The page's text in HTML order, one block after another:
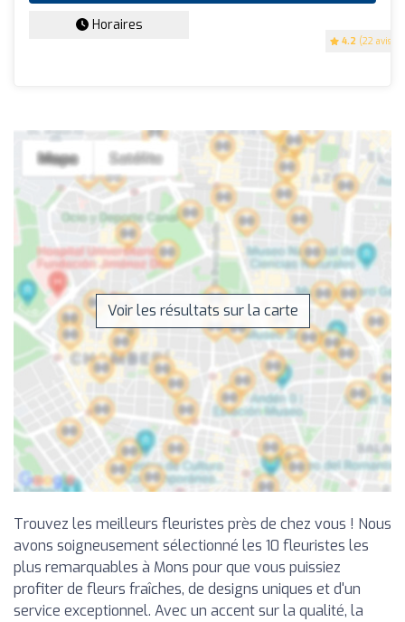
4.2 (22 avis)
Horaires
Voir les résultats sur la carte
Trouvez les meilleurs fleuristes près de chez vous ! Nous
avons soigneusement sélectionné les 10 fleuristes les
plus remarquables à Mons pour que vous puissiez
profiter de fleurs fraîches, de designs uniques et d'un
service exceptionnel. Avec un accent sur la qualité, la